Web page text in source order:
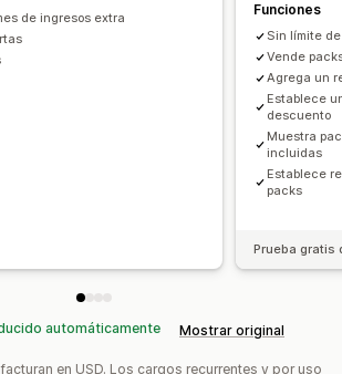
de ingresos extra
Funciones
Sin límite
Vende
Agrega un
Establece
descuento
Muestra
incluidas
Establece
packs
Prueba gratis
automáticamente Mostrar original
en USD. Los cargos recurrentes y por uso